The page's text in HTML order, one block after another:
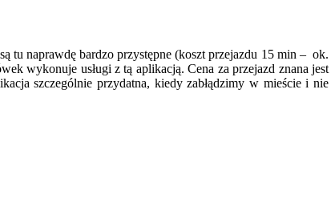
tu naprawdę bardzo przystępne (koszt przejazdu 15 min – ok.
wykonuje usługi z tą aplikacją. Cena za przejazd znana jest
szczególnie przydatna, kiedy zabłądzimy w mieście i nie